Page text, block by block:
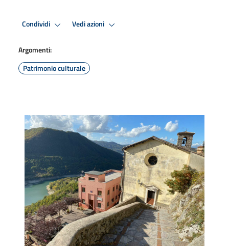
Condividi Vedi azioni
Argomenti:
Patrimonio culturale